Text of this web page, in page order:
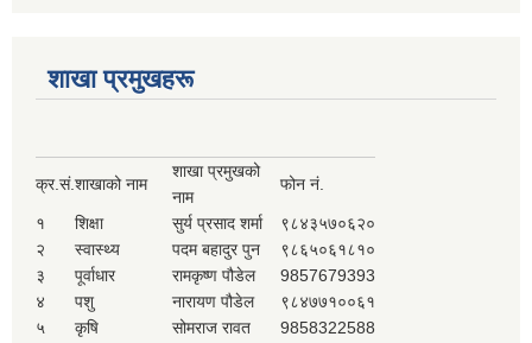
शाखा प्रमुखहरू
क्र.सं.शाखाको नाम
शाखा प्रमुखको
नाम
फोन नं.
१ शिक्षा सुर्य प्रसाद शर्मा
९८४३५७०६२०
२
स्वास्थ्य पदम बहादुर पुन
९८६५०६१८१०
३
पूर्वाधार रामकृष्ण पौडेल
9857679393
४
पशु नारायण पौडेल
९८४७७१००६१
५
कृषि सोमराज रावत
9858322588